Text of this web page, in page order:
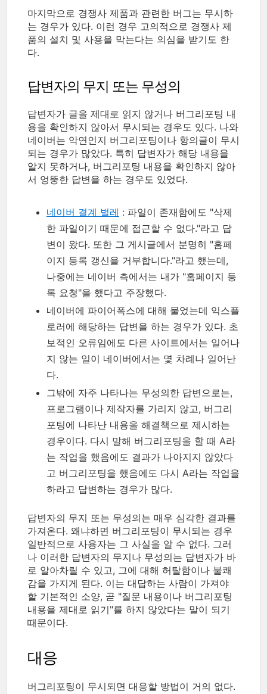
마지막으로 경쟁사 제품과 관련한 버그는 무시하
는 경우가 있다. 이런 경우 고의적으로 경쟁사 제
품의 설치 및 사용을 막는다는 의심을 받기도 한
다.
답변자의 무지 또는 무성의
답변자가 글을 제대로 읽지 않거나 버그리포팅 내
용을 확인하지 않아서 무시되는 경우도 있다. 나와
네이버는 악연인지 버그리포팅이나 항의글이 무시
되는 경우가 많았다. 특히 답변자가 해당 내용을
알지 못하거나, 버그리포팅 내용을 확인하지 않아
서 엉뚱한 답변을 하는 경우도 있었다.
네이버 결계 벌레 : 파일이 존재함에도 "삭제
한 파일이기 때문에 접근할 수 없다."라고 답
변이 왔다. 또한 그 게시글에서 분명히 "홈페
이지 등록 갱신을 거부합니다."라고 했는데,
나중에는 네이버 측에서는 내가 "홈페이지 등
록 요청"을 했다고 주장했다.
네이버에 파이어폭스에 대해 물었는데 익스플
로러에 해당하는 답변을 하는 경우가 있다. 초
보적인 오류임에도 다른 사이트에서는 일어나
지 않는 일이 네이버에서는 몇 차례나 일어난
다.
그밖에 자주 나타나는 무성의한 답변으로는,
프로그램이나 제작자를 가리지 않고, 버그리
포팅에 나타난 내용을 해결책으로 제시하는
경우이다. 다시 말해 버그리포팅을 할 때 A라
는 작업을 했음에도 결과가 나아지지 않았다
고 버그리포팅을 했음에도 다시 A라는 작업을
하라고 답변하는 경우가 많다.
답변자의 무지 또는 무성의는 매우 심각한 결과를
가져온다. 왜냐하면 버그리포팅이 무시되는 경우
일반적으로 사용자는 그 사실을 알 수 없다. 그러
나 이러한 답변자의 무지나 무성의는 답변자가 바
로 알아차릴 수 있고, 그에 대해 허탈함이나 불쾌
감을 가지게 된다. 이는 대답하는 사람이 가져야
할 기본적인 소양, 곧 "질문 내용이나 버그리포팅
내용을 제대로 읽기"를 하지 않았다는 말이 되기
때문이다.
대응
버그리포팅이 무시되면 대응할 방법이 거의 없다.